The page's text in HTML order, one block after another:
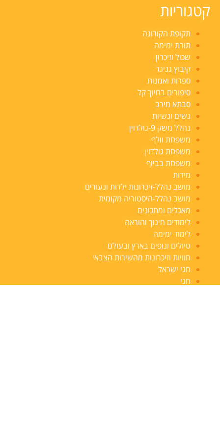
קטגוריות
תקופת הקורונה
תורת ימימה
שכול וזיכרון
קיבוץ גניגר
ספרות ואמנות
סיפורים בחיוך קל
סבתא מירב
נשים ונשיות
נהלל משק 9-גולדוין
משפחת וולף
משפחת גולדוין
משפחת בביוף
מידות
מושב נהלל-זיכרונות ילדות ונעורים
מושב נהלל-היסטוריה מקומית
מאכלים ומתכונים
לימודים חינוך והוראה
לימוד ימימה
טיולים ונופים בארץ ובעולם
חוויות וזיכרונות מהשירות הצבאי
חגי ישראל
חגי